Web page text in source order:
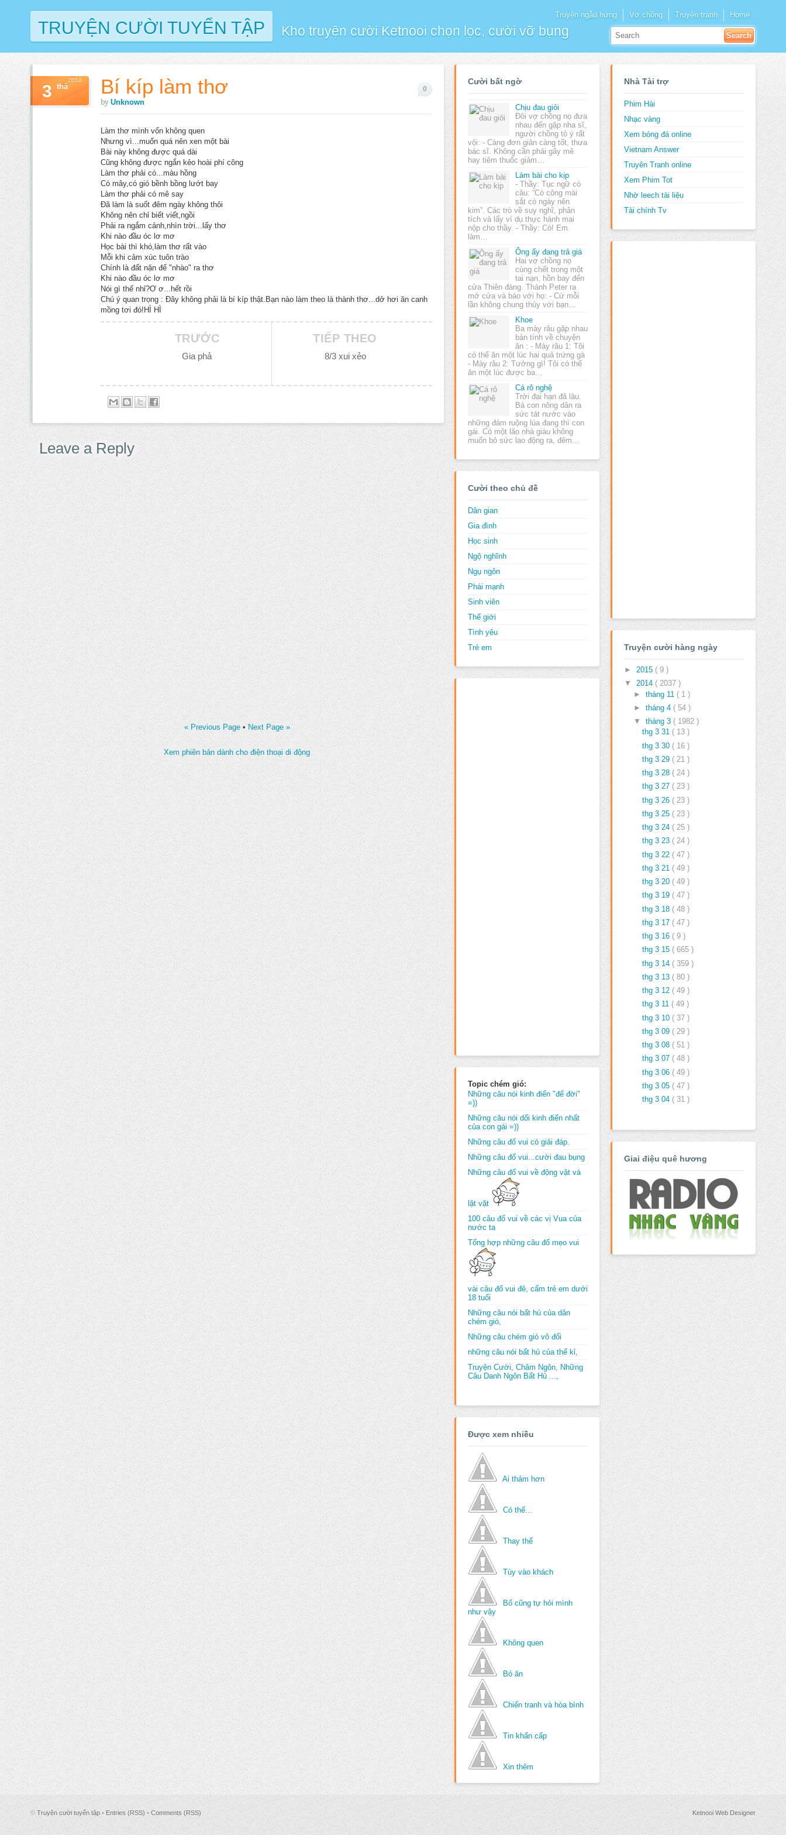
TRUYỆN CƯỜI TUYỂN TẬP Kho truyện cười Ketnooi chọn lọc, cười vỡ bụng
Truyện ngẫu hứng Vợ chồng Truyện tranh Home
Bí kíp làm thơ
by Unknown
3 thá
2014
0
Làm thơ mình vốn không quen
Nhưng vì...muốn quá nên xen một bài
Bài này không được quá dài
Cũng không được ngắn kẻo hoài phí công
Làm thơ phải có...màu hồng
Có mây,có gió bềnh bồng lướt bay
Làm thơ phải có mê say
Đã làm là suốt đêm ngày không thôi
Không nên chỉ biết viết,ngồi
Phải ra ngắm cảnh,nhìn trời...lấy thơ
Khi nào đầu óc lơ mơ
Học bài thì khó,làm thơ rất vào
Mỗi khi cảm xúc tuôn trào
Chính là đất nặn để "nhào" ra thơ
Khi nào đầu óc lơ mơ
Nói gì thế nhỉ?Ơ ơ...hết rồi
Chú ý quan trọng : Đây không phải là bí kíp thật.Bạn nào làm theo là thành thơ...dở hơi ăn canh
mồng tơi đó!HÌ HÌ
TIẾP THEO
8/3 xui xẻo
TRƯỚC
Gia phả
Leave a Reply
« Previous Page • Next Page »
Xem phiên bản dành cho điện thoại di động
Cười bất ngờ
Chịu đau giỏi
Đôi vợ chồng nọ đưa
nhau đến gặp nha sĩ,
người chồng tỏ ý rất
vội: - Càng đơn giản càng tốt, thưa
bác sĩ. Không cần phải gây mê
hay tiêm thuốc giảm…
Làm bài cho kịp
- Thầy: Tục ngữ có
câu: “Có công mài
sắt có ngày nên
kim”. Các trò về suy nghĩ, phân
tích và lấy ví dụ thực hành mai
nộp cho thầy. - Thầy: Cò! Em
làm…
Ông ấy đang trả giá
Hai vợ chồng nọ
cùng chết trong một
tai nạn, hồn bay đến
cửa Thiên đàng. Thánh Peter ra
mở cửa và báo với họ: - Cứ mỗi
lần không chung thủy với bạn…
Khoe
Ba mày râu gặp nhau
bàn tính về chuyện
ăn : - Mày râu 1: Tôi
có thể ăn một lúc hai quả trứng gà
- Mày râu 2: Tưởng gì! Tôi có thể
ăn một lúc được ba…
Cá rô nghệ
Trời đại hạn đã lâu.
Bà con nông dân ra
sức tát nước vào
những đám ruộng lúa đang thì con
gái. Có một lão nhà giàu không
muốn bỏ sức lao động ra, đêm…
Cười theo chủ đề
Dân gian
Gia đình
Học sinh
Ngộ nghĩnh
Ngụ ngôn
Phái mạnh
Sinh viên
Thế giới
Tình yêu
Trẻ em
Topic chém gió:
Những câu nói kinh điển "để đời"
=))
Những câu nói dối kinh điển nhất
của con gái =))
Những câu đố vui có giải đáp.
Những câu đố vui...cười đau bụng
Những câu đố vui về động vật và
lặt vặt
100 câu đố vui về các vị Vua của
nước ta
Tổng hợp những câu đố mẹo vui
vài câu đố vui đê, cấm trẻ em dưới
18 tuổi
Những câu nói bất hủ của dân
chém gió,
Những câu chém gió vô đối
những câu nói bất hủ của thế kỉ,
Truyện Cười, Châm Ngôn, Những
Câu Danh Ngôn Bất Hủ ...,
Được xem nhiều
Ai thảm hơn
Có thể...
Thay thế
Tùy vào khách
Bố cũng tự hỏi mình
như vậy
Không quen
Bỏ ăn
Chiến tranh và hòa bình
Tin khẩn cấp
Xin thêm
Nhà Tài trợ
Phim Hài
Nhạc vàng
Xem bóng đá online
Vietnam Answer
Truyên Tranh online
Xem Phim Tot
Nhờ leech tài liệu
Tài chính Tv
Truyện cười hàng ngày
► 2015 ( 9 )
▼ 2014 ( 2037 )
► tháng 11 ( 1 )
► tháng 4 ( 54 )
▼ tháng 3 ( 1982 )
thg 3 31 ( 13 )
thg 3 30 ( 16 )
thg 3 29 ( 21 )
thg 3 28 ( 24 )
thg 3 27 ( 23 )
thg 3 26 ( 23 )
thg 3 25 ( 23 )
thg 3 24 ( 25 )
thg 3 23 ( 24 )
thg 3 22 ( 47 )
thg 3 21 ( 49 )
thg 3 20 ( 49 )
thg 3 19 ( 47 )
thg 3 18 ( 48 )
thg 3 17 ( 47 )
thg 3 16 ( 9 )
thg 3 15 ( 665 )
thg 3 14 ( 359 )
thg 3 13 ( 80 )
thg 3 12 ( 49 )
thg 3 11 ( 49 )
thg 3 10 ( 37 )
thg 3 09 ( 29 )
thg 3 08 ( 51 )
thg 3 07 ( 48 )
thg 3 06 ( 49 )
thg 3 05 ( 47 )
thg 3 04 ( 31 )
Giai điệu quê hương
© Truyện cười tuyển tập • Entries (RSS) • Comments (RSS) Ketnooi Web Designer